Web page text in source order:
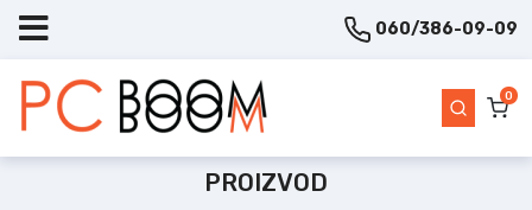
060/386-09-09
0
PROIZVOD